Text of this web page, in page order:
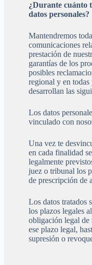
¿Durante cuánto
datos personales?
Mantendremos
comunicaciones
prestación de
garantías de los
posibles
regional y en
desarrollan las
Los datos
vinculado con
Una vez te
en cada finalidad
legalmente
juez o tribunal los
de prescripción de
Los datos tratados
los plazos legales
obligación legal de
ese plazo legal,
supresión o